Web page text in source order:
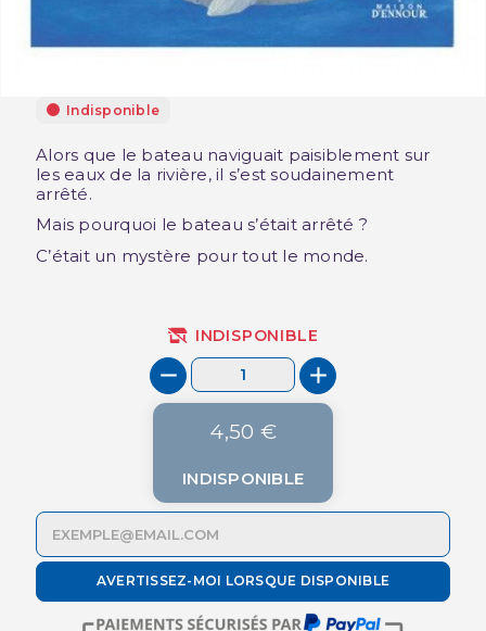
Indisponible
Alors que le bateau naviguait paisiblement sur
les eaux de la rivière, il s’est soudainement
arrêté.
Mais pourquoi le bateau s’était arrêté ?
C’était un mystère pour tout le monde.
INDISPONIBLE
4,50 €
INDISPONIBLE
AVERTISSEZ-MOI LORSQUE DISPONIBLE